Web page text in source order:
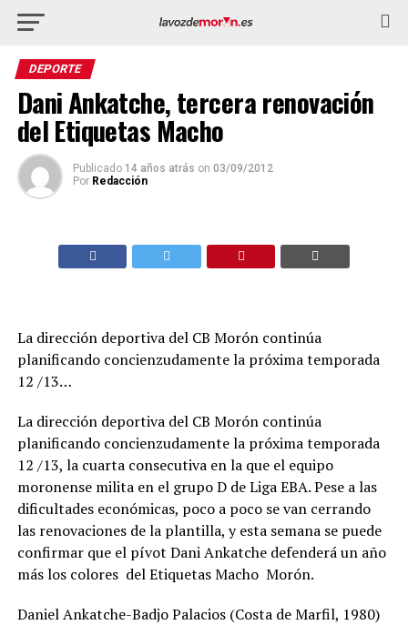
DEPORTE
Dani Ankatche, tercera renovación
del Etiquetas Macho
Publicado 14 años atrás on 03/09/2012
Por Redacción
La dirección deportiva del CB Morón continúa
planificando concienzudamente la próxima temporada
12 /13…
La dirección deportiva del CB Morón continúa
planificando concienzudamente la próxima temporada
12 /13, la cuarta consecutiva en la que el equipo
moronense milita en el grupo D de Liga EBA. Pese a las
dificultades económicas, poco a poco se van cerrando
las renovaciones de la plantilla, y esta semana se puede
confirmar que el pívot Dani Ankatche defenderá un año
más los colores del Etiquetas Macho Morón.
Daniel Ankatche-Badjo Palacios (Costa de Marfil, 1980)